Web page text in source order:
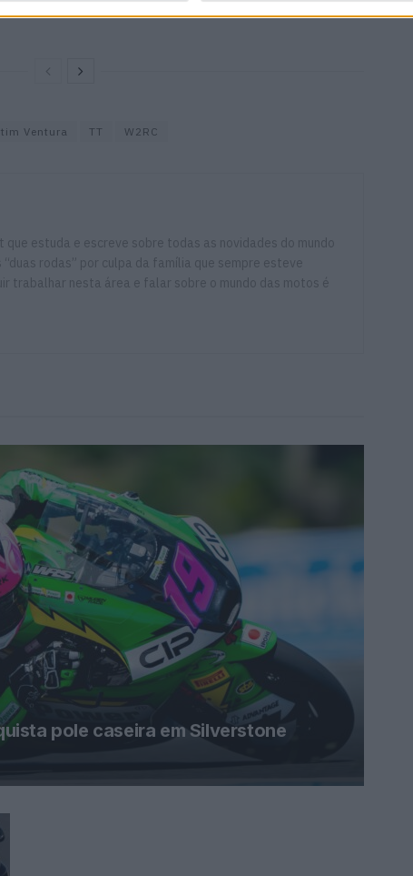
Ventura TT W2RC
estuda e escreve sobre todas as novidades do mundo
rodas” por culpa da família que sempre esteve
trabalhar nesta área e falar sobre o mundo das motos é
pole caseira em Silverstone